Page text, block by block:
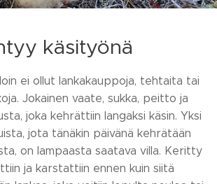
käsityönä
ei ollut lankakauppoja, tehtaita tai
Jokainen vaate, sukka, peitto ja
joka kehrättiin langaksi käsin. Yksi
jota tänäkin päivänä kehrätään
on lampaasta saatava villa. Keritty
ja karstattiin ennen kuin siitä